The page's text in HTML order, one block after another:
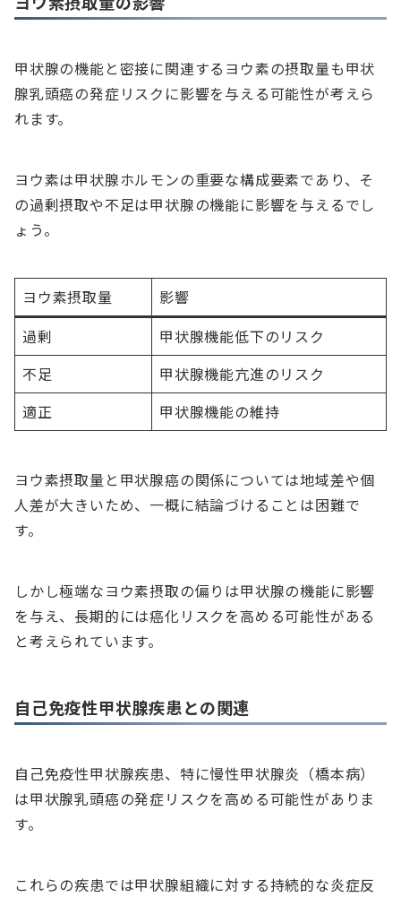
甲状腺の機能と密接に関連するヨウ素の摂取量も甲状
腺乳頭癌の発症リスクに影響を与える可能性が考えら
れます。
ヨウ素は甲状腺ホルモンの重要な構成要素であり、そ
の過剰摂取や不足は甲状腺の機能に影響を与えるでし
ょう。
ヨウ素摂取量
影響
過剰
甲状腺機能低下のリスク
不足
甲状腺機能亢進のリスク
適正
甲状腺機能の維持
ヨウ素摂取量と甲状腺癌の関係については地域差や個
人差が大きいため、一概に結論づけることは困難で
す。
しかし極端なヨウ素摂取の偏りは甲状腺の機能に影響
を与え、長期的には癌化リスクを高める可能性がある
と考えられています。
自己免疫性甲状腺疾患との関連
自己免疫性甲状腺疾患、特に慢性甲状腺炎（橋本病）
は甲状腺乳頭癌の発症リスクを高める可能性がありま
す。
これらの疾患では甲状腺組織に対する持続的な炎症反